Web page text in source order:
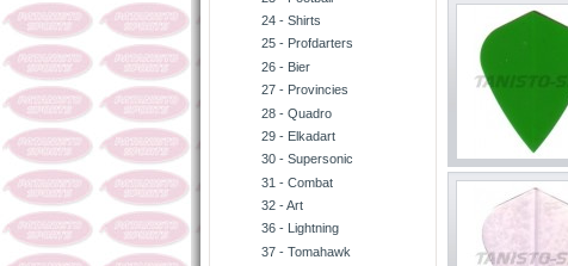
24 - Shirts
25 - Profdarters
26 - Bier
27 - Provincies
28 - Quadro
29 - Elkadart
30 - Supersonic
31 - Combat
32 - Art
36 - Lightning
37 - Tomahawk